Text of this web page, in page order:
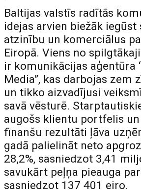
Baltijas valstīs radītās
idejas arvien biežāk
atzinību un komerciālus
Eiropā. Viens no
ir komunikācijas aģentūra
Media”, kas darbojas zem
un tikko aizvadījusi
savā vēsturē.
augošs klientu portfelis
finanšu rezultāti ļāva
gadā palielināt neto
28,2%, sasniedzot 3,41
savukārt peļņa pieauga par
sasniedzot 137 401 eiro.